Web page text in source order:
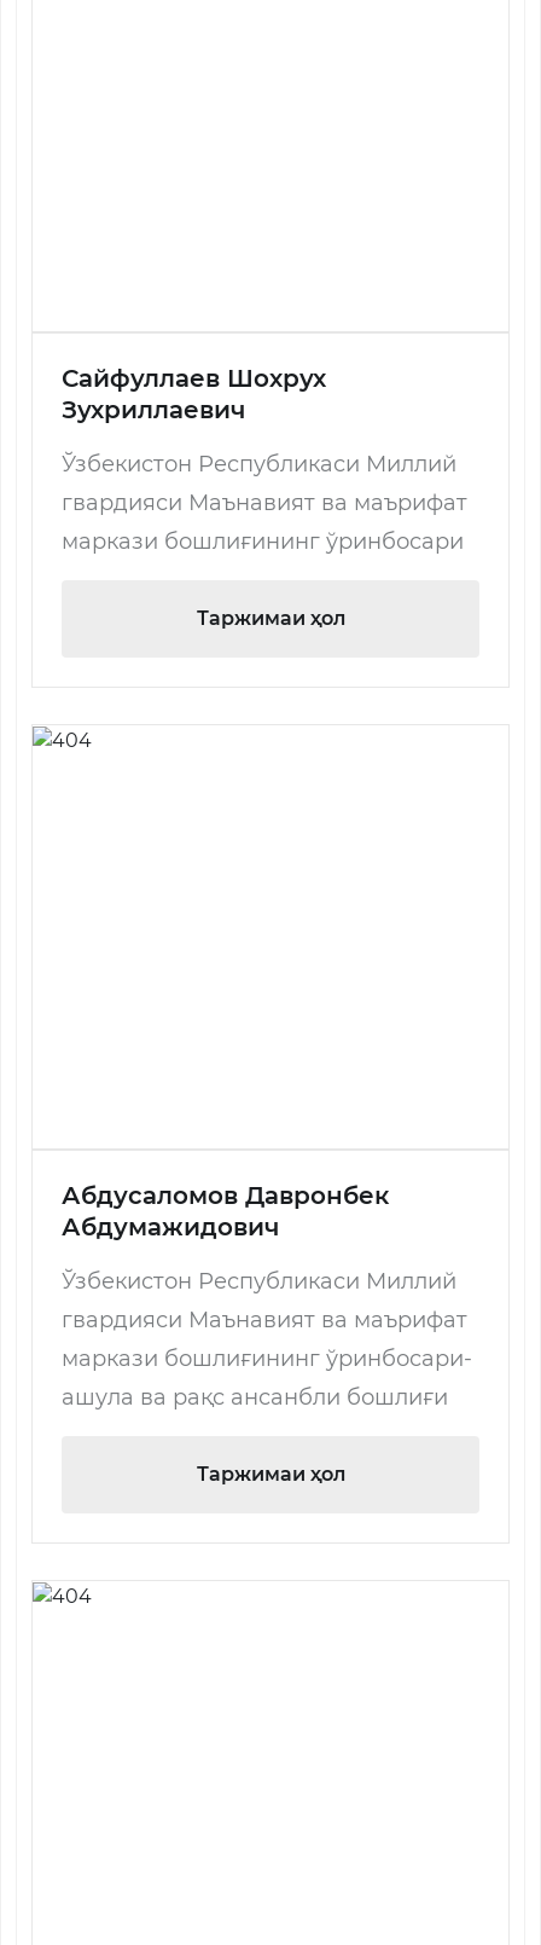
Сайфуллаев Шохрух
Зухриллаевич
Ўзбекистон Республикаси Миллий
гвардияси Маънавият ва маърифат
маркази бошлиғининг ўринбосари
Таржимаи ҳол
Абдусаломов Давронбек
Абдумажидович
Ўзбекистон Республикаси Миллий
гвардияси Маънавият ва маърифат
маркази бошлиғининг ўринбосари-
ашула ва рақс ансанбли бошлиғи
Таржимаи ҳол